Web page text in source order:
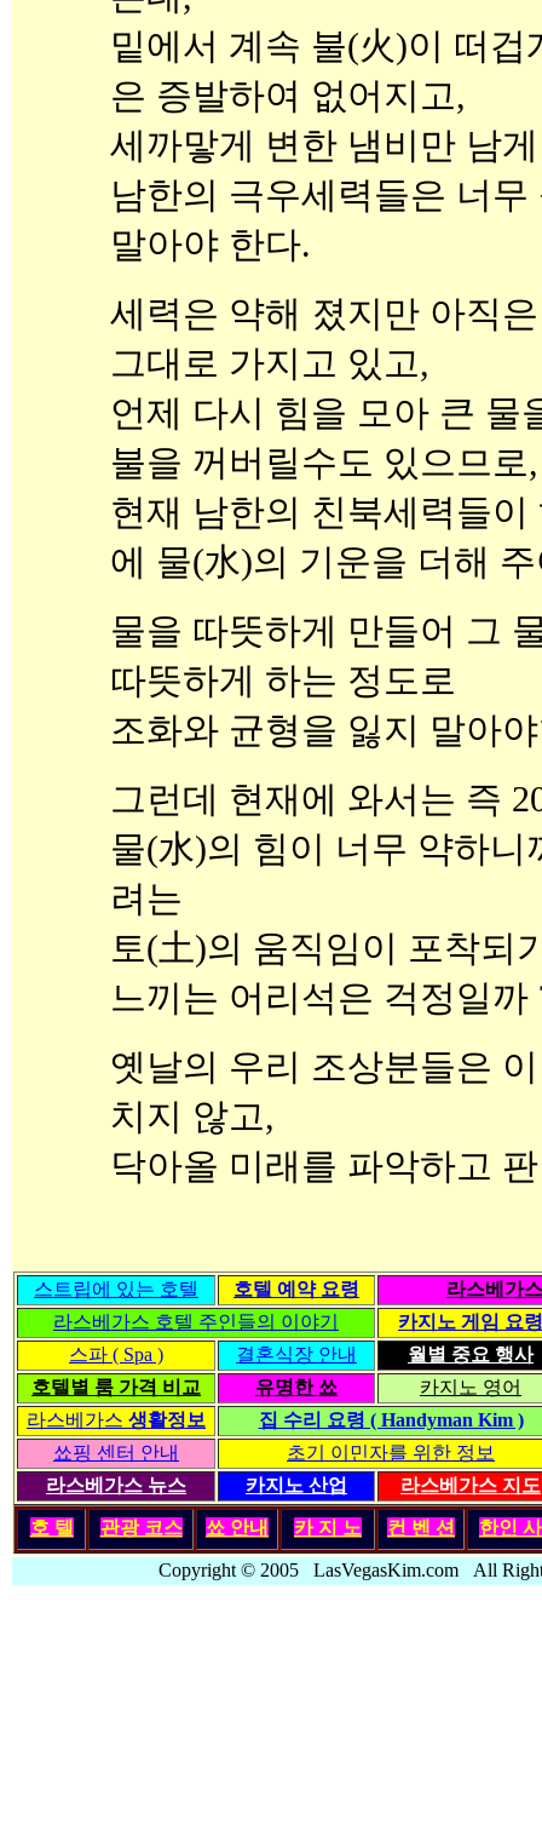
밑에서 계속 불(火)이 떠
은 증발하여 없어지고,
세까맣게 변한 냄비만 남
남한의 극우세력들은 너
말아야 한다.
세력은 약해 졌지만 아직
그대로 가지고 있고,
언제 다시 힘을 모아 큰 물
불을 꺼버릴수도 있으므로,
현재 남한의 친북세력들
에 물(水)의 기운을 더해
물을 따뜻하게 만들어 그
따뜻하게 하는 정도로
조화와 균형을 잃지 말아
그런데 현재에 와서는 즉
물(水)의 힘이 너무 약하
려는
토(土)의 움직임이 포착되
느끼는 어리석은 걱정일까
옛날의 우리 조상분들은
치지 않고,
닥아올 미래를 파악하고
스트립에 있는 호텔 호텔 예약 요령
라스베가
라스베가스 호텔 주인들의 이야기
카지노 게임 요령
스파 ( Spa )
결혼식장 안내
월별 중요 행사
호텔별 룸 가격 비교
유명한 쑈
카지노 영어
라스베가스 생활정보
집 수리 요령 ( Handyman Kim )
쑈핑 센터 안내
초기 이민자를 위한 정보
라스베가스 뉴스
카지노 산업 라스베가스 지도
호 텔 관광 코스 쑈 안내 카 지 노 컨 벤 션 한인
Copyright © 2005 LasVegasKim.com All